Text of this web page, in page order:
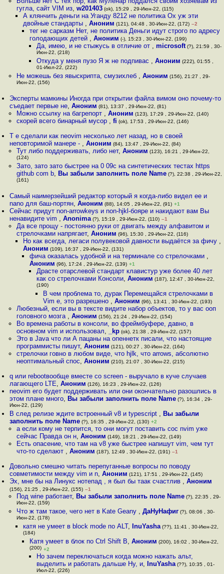
гугла, сайт VIM из, w201403(ok), 15:29 , 29-Июн-22, (115)
А клянчить деньги на Уганду 8212 не политика Ох уж эти
двойные стандарты , Аноним (121), 04:48 , 30-Июн-22, (172) –2
тег не сарказм Нет, не политика Деньги идут строго по адресу
голодающих детей ,Аноним (-), 15:23 , 30-Июн-22, (199)
Да, имею, и не стыжусь в отличие от , microsoft(?), 21:59 , 30-
Июн-22, (218)
Откуда у меня пузо Я ж не подпивас , Аноним (222), 01:55 ,
01-Июл-22, (222)
Не можешь без явыскрипта, смузихлеб , Аноним (156), 21:27 , 29-
Июн-22, (156)
Эксперты мамкины Иногда при открытии файла вимом оно почему-то
съедает первые не,Аноним (81), 13:37 , 29-Июн-22, (81)
Можно ссылку на багрепорт , Аноним (123), 17:29 , 29-Июн-22, (140)
скорей всего бинарный мусор , fi (ok), 17:53 , 29-Июн-22, (146)
Т е сделали как neovim несколько лет назад, но в своей
неповторимой манере - ,Аноним (84), 13:47 , 29-Июн-22, (84)
Тут либо поддерживать, либо нет, Аноним (123), 16:21 , 29-Июн-22,
(124)
Зато, зато зато быстрее на 0 09с на синтетических тестах https
github com b, Вы забыли заполнить поле Name(?), 22:38 , 29-Июн-22,
(161)
Самый наимерзейший редактор который я когда-либо видел ee и
nano для баш-портян,Аноним (88), 14:05 , 29-Июн-22, (91) +1
Сейчас придут non-arrowkeys и non-hjkl-бояре и накидают вам Вы
ненавидите vim ,Anonima (?), 15:19 , 29-Июн-22, (110) –1
Да все прощу - постоянно руки от двигать между алфавитом и
стрелочками напрягает, Аноним (96), 15:30 , 29-Июн-22, (116)
Но как всегда, легаси полувековой давности выдаётся за фичу ,
Аноним (109), 16:37 , 29-Июн-22, (131)
фича оказалась удобной и на терминале со стрелочками ,
Аноним (96), 17:24 , 29-Июн-22, (139) +1
Драсте отарслевой стандарт клавистур уже более 40 лет
как со стрелочками Консоли, Аноним (187), 12:47 , 30-Июн-22,
(190)
В чем проблема то, дурак Перемещайся стрелочками в
Vim е, это разрешено , Аноним (96), 13:41 , 30-Июн-22, (193)
Любезный, если вы в тексте видите набор объектов, то у вас ооп
головного мозга , Аноним (156), 21:24 , 29-Июн-22, (154)
Во времена работы в консоли, во фреймбуфере, давно, в
основном vim и использовал, _kp(ok), 21:38 , 29-Июн-22, (157)
Это в Java что ли А пацаны на опеннетк писали, что настоящие
программисты пишут, Аноним (121), 00:27 , 30-Июн-22, (164)
стрелочки говно в любом виде, что hjlk, что arrows, абсолютно
неоптимальный спос, Аноним (210), 21:07 , 30-Июн-22, (215)
q или rebootвообще вместе со screen - выручало в куче случаев
лагающего LTE,Аноним (126), 16:23 , 29-Июн-22, (126)
neovim его будет поддерживать или они окончательно разошлись в
этом плане много, Вы забыли заполнить поле Name (?), 16:34 , 29-
Июн-22, (129)
В след релизе ждите встроенный v8 и typescript , Вы забыли
заполнить поле Name (?), 16:35 , 29-Июн-22, (130) +2
а если кому не терпится, то они могут поставить coc nvim уже
сейчас Правда он н, Аноним (149), 18:21 , 29-Июн-22, (149)
Есть опасение, что там на v8 уже быстрее напишут vim, чем тут
что-то сделают , Аноним (187), 12:49 , 30-Июн-22, (191) –1
Довольно смешно читать перепуганные вопросы по поводу
совметимости между vim и n,Аноним (121), 17:51 , 29-Июн-22, (145)
Эх, мне бы на Линукс нотепад , я был бы таак счастлив ,Аноним
(156), 21:25 , 29-Июн-22, (155) –1
Под wine работает, Вы забыли заполнить поле Name(?), 22:35 , 29-
Июн-22, (159)
Что ж там такое, чего нет в Kate Geany , ДаНуНафиг(?), 08:06 , 30-
Июн-22, (178)
катя не умеет в block mode по ALT, InuYasha(??), 11:41 , 30-Июн-22,
(184)
Катя умеет в блок по Ctrl Shift B,Аноним (200), 16:02 , 30-Июн-22,
(200) +2
Но зачем переключаться когда можно нажать альт,
выделить и работать дальше Ну, и, InuYasha(??), 10:35 , 01-
Июл-22, (226)